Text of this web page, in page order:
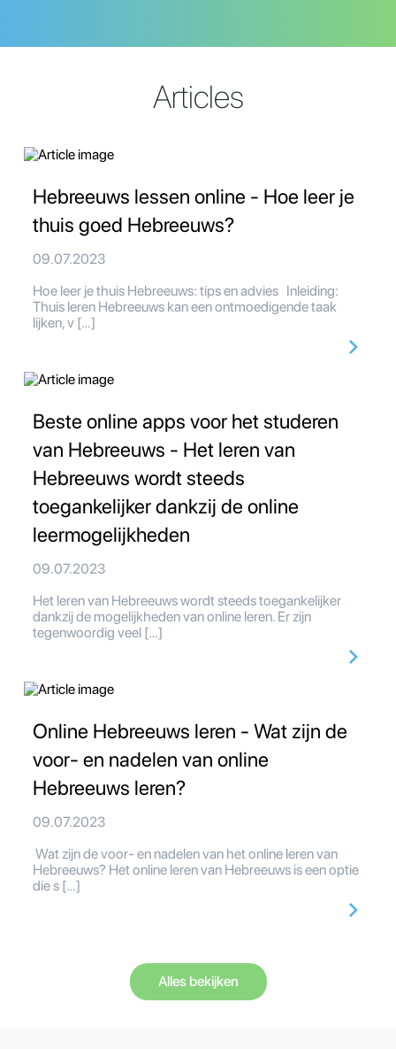
Articles
Hebreeuws lessen online - Hoe leer je
thuis goed Hebreeuws?
09.07.2023
Hoe leer je thuis Hebreeuws: tips en advies Inleiding:
Thuis leren Hebreeuws kan een ontmoedigende taak
lijken, v […]
Beste online apps voor het studeren
van Hebreeuws - Het leren van
Hebreeuws wordt steeds
toegankelijker dankzij de online
leermogelijkheden
09.07.2023
Het leren van Hebreeuws wordt steeds toegankelijker
dankzij de mogelijkheden van online leren. Er zijn
tegenwoordig veel […]
Online Hebreeuws leren - Wat zijn de
voor- en nadelen van online
Hebreeuws leren?
09.07.2023
Wat zijn de voor- en nadelen van het online leren van
Hebreeuws? Het online leren van Hebreeuws is een optie
die s […]
Alles bekijken